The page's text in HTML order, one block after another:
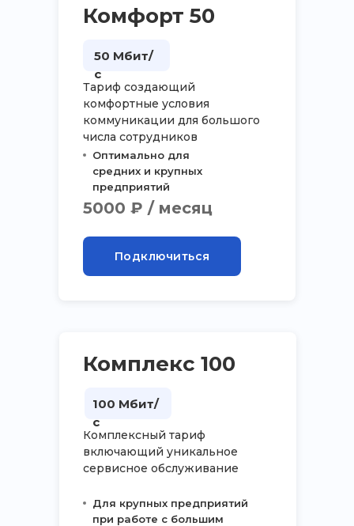
Комфорт 50
50 Мбит/
с
Комплекс 100
Оптимально для
средних и крупных
предприятий
100 Мбит/
с
Тариф создающий
комфортные условия
коммуникации для большого
числа сотрудников
5000 ₽ / месяц
Для крупных предприятий
при работе с большим
Комплексный тариф
включающий уникальное
сервисное обслуживание
Подключиться